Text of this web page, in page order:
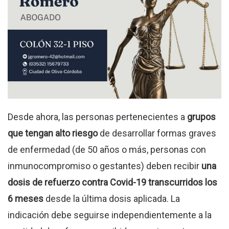
Desde ahora, las personas pertenecientes a grupos
que tengan alto riesgode desarrollar formas graves
de enfermedad (de 50 años o más, personas con
inmunocompromiso o gestantes) deben recibir una
dosis de refuerzo contra Covid-19 transcurridos los
6 meses desde la última dosis aplicada. La
indicación debe seguirse independientemente a la